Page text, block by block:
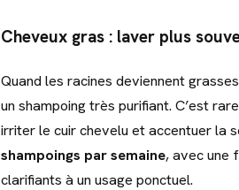
Cheveux gras : laver plus
Quand les racines deviennent
un shampoing très purifiant. C’est
irriter le cuir chevelu et accentuer la
shampoings par semaine, avec une
clarifiants à un usage ponctuel.